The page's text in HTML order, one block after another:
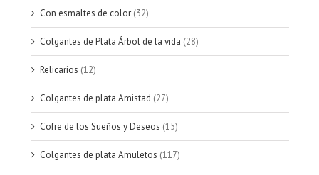
Con esmaltes de color (32)
Colgantes de Plata Árbol de la vida (28)
Relicarios (12)
Colgantes de plata Amistad (27)
Cofre de los Sueños y Deseos (15)
Colgantes de plata Amuletos (117)